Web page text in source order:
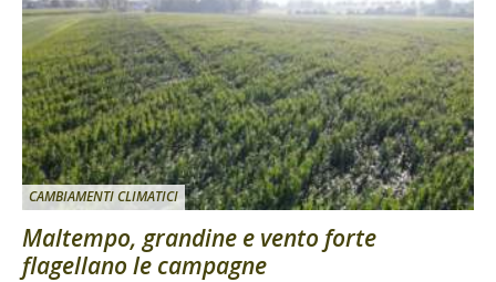
CAMBIAMENTI CLIMATICI
Maltempo, grandine e vento forte
flagellano le campagne